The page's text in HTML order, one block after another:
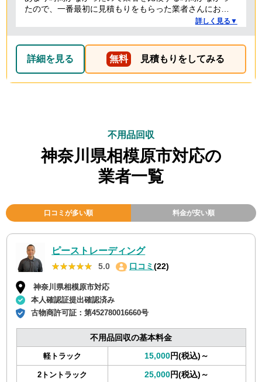
たので、一番最初に見積もりをもらった業者さんにお願
いしました。最初はちょっと料金が高いかなと思いまし
で手際よくやってもらえました。作業の人もとても対応
がよく気持ちよく作業をしてもらえました。空いてるス
ペースにもう少し残荷積んでもらえたら嬉しかった。
詳しく見る▼
詳細を見る 無料 見積もりをしてみる
不用品回収
神奈川県相模原市対応の
業者一覧
口コミが多い順 料金が安い順
ピーストレーディング
★★★★★
★★★★★ 5.0 口コミ (22)
神奈川県相模原市対応
本人確認証提出確認済み
古物商許可証：第452780016660号
不用品回収の基本料金
軽トラック 15,000円(税込)～
2トントラック 25,000円(税込)～